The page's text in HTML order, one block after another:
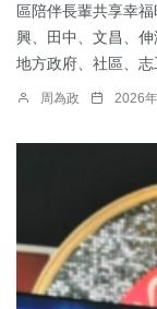
區陪伴長輩共享幸
興、田中、文昌、
地方政府、社區、志
周為政 2026